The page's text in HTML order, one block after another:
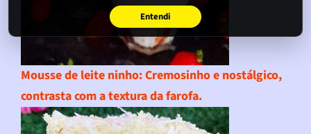
Entendi
Mousse de leite ninho: Cremosinho e nostálgico,
contrasta com a textura da farofa.